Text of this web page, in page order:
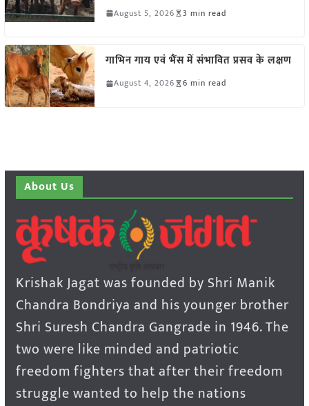
August 5, 2026 3 min read
गाभिन गाय एवं भैंस में संभावित प्रसव के लक्षण
August 4, 2026 6 min read
About Us
Krishak Jagat was founded by Shri Manik
Chandra Bondriya and his younger brother
Shri Suresh Chandra Gangrade in 1946. The
two were like minded and patriotic
freedom fighters that after their freedom
struggle wanted to help the nations